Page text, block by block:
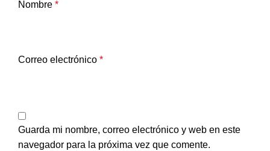
Nombre *
Correo electrónico *
Guarda mi nombre, correo electrónico y web en este
navegador para la próxima vez que comente.